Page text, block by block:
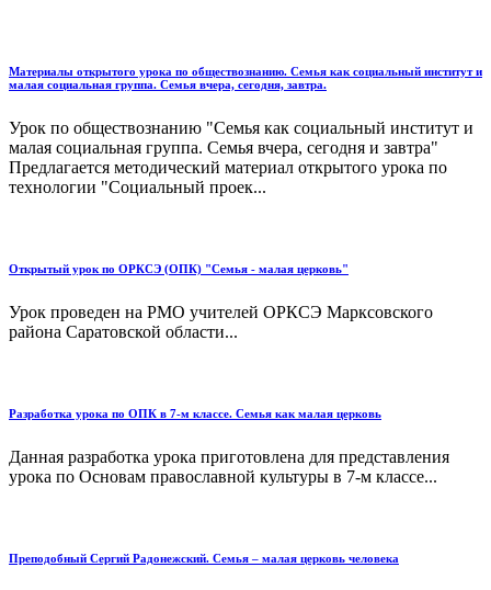
Материалы открытого урока по обществознанию. Семья как социальный институт и
малая социальная группа. Семья вчера, сегодня, завтра.
Урок по обществознанию "Семья как социальный институт и
малая социальная группа. Семья вчера, сегодня и завтра"
Предлагается методический материал открытого урока по
технологии "Социальный проек...
Открытый урок по ОРКСЭ (ОПК) "Семья - малая церковь"
Урок проведен на РМО учителей ОРКСЭ Марксовского
района Саратовской области...
Разработка урока по ОПК в 7-м классе. Семья как малая церковь
Данная разработка урока приготовлена для представления
урока по Основам православной культуры в 7-м классе...
Преподобный Сергий Радонежский. Семья – малая церковь человека